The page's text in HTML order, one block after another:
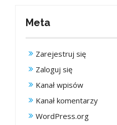
Meta
Zarejestruj się
Zaloguj się
Kanał wpisów
Kanał komentarzy
WordPress.org